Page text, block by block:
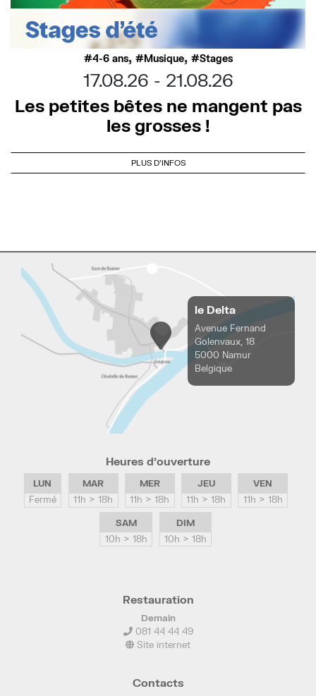
4-6 ans, Musique, Stages
17.08.26
21.08.26
Les petites bêtes ne mangent pas
les grosses !
PLUS D'INFOS
le Delta
Avenue Fernand
Golenvaux, 18
5000 Namur
Belgique
Heures d’ouverture
LUN
Fermé
MAR
11h > 18h
MER
11h > 18h
JEU
11h > 18h
VEN
11h > 18h
SAM
10h > 18h
DIM
10h > 18h
Restauration
Demain
081 44 44 49
Site internet
Contacts